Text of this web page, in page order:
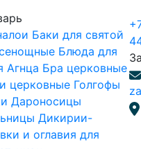
Баки для святой
Блюда для
Агнца Бра церковные
церковные Голгофы
Дароносицы
Дикирии-
и оглавия для